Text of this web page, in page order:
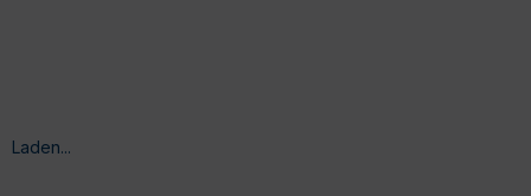
Laden...